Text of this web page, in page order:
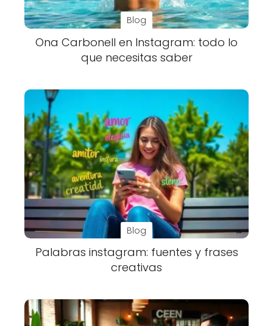
Blog
Ona Carbonell en Instagram: todo lo
que necesitas saber
Blog
Palabras instagram: fuentes y frases
creativas